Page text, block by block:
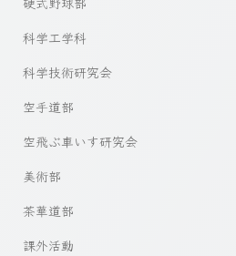
科学工学科
科学技術研究会
空手道部
空飛ぶ車いす研究会
美術部
茶華道部
課外活動